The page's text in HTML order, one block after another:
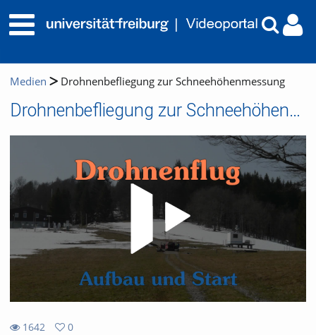
Medien Drohnenbefliegung zur Schneehöhenmessung
Drohnenbefliegung zur Schneehöhenmessung
1642
0